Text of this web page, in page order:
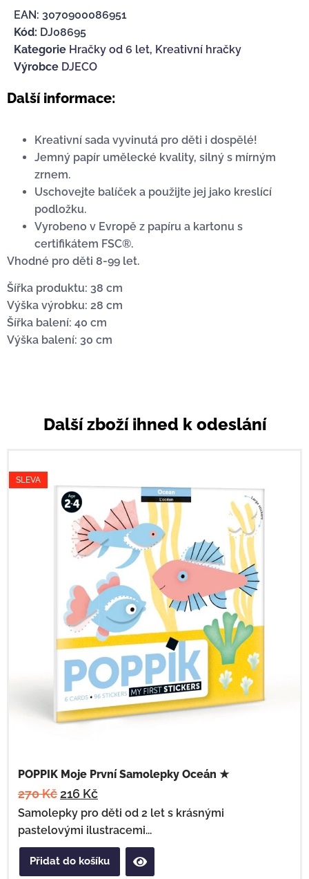
EAN: 3070900086951
Kód: DJ08695
Kategorie Hračky od 6 let, Kreativní hračky
Výrobce DJECO
Další informace:
Kreativní sada vyvinutá pro děti i dospělé!
Jemný papír umělecké kvality, silný s mírným
zrnem.
Uschovejte balíček a použijte jej jako kreslící
podložku.
Vyrobeno v Evropě z papíru a kartonu s
certifikátem FSC®.
Vhodné pro děti 8-99 let.
Šířka produktu: 38 cm
Výška výrobku: 28 cm
Šířka balení: 40 cm
Výška balení: 30 cm
Další zboží ihned k odeslání
SLEVA
POPPIK Moje První Samolepky Oceán ★
270Kč 216 Kč
Samolepky pro děti od 2 let s krásnými
pastelovými ilustracemi...
Přidat do košíku